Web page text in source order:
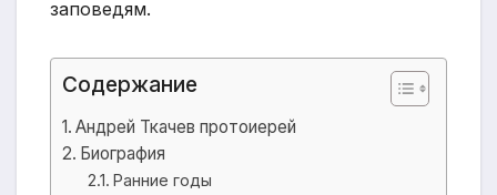
заповедям.
Содержание
Андрей Ткачев протоиерей
Биография
Ранние годы